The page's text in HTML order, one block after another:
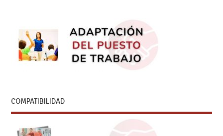
COMPATIBILIDAD